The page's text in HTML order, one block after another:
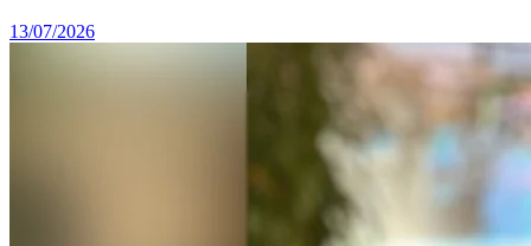
13/07/2026